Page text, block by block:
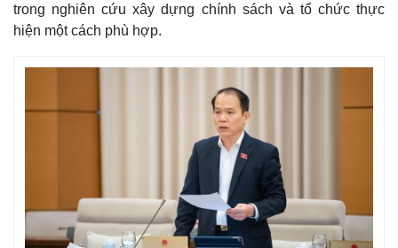
Pháp luật
Phân tích
trong nghiên cứu xây dựng chính sách và tổ chức thực
hiện một cách phù hợp.